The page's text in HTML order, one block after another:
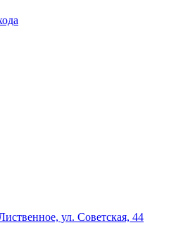
ул. Советская, 44